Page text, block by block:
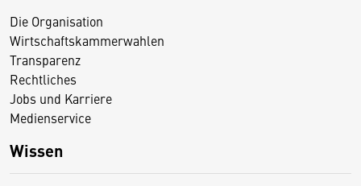
Die Organisation
Wirtschaftskammerwahlen
Transparenz
Rechtliches
Jobs und Karriere
Medienservice
Wissen